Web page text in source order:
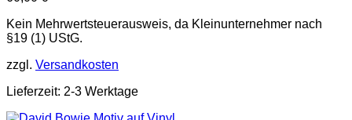
Kein Mehrwertsteuerausweis, da Kleinunternehmer nach
§19 (1) UStG.
zzgl. Versandkosten
Lieferzeit: 2-3 Werktage